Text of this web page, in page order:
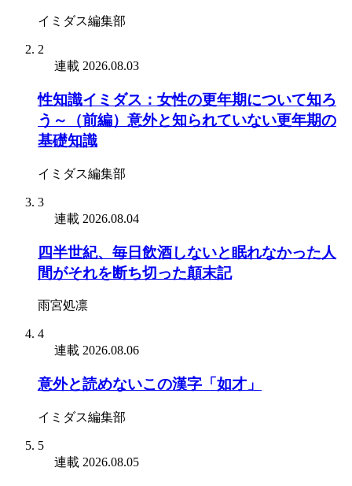
イミダス編集部
2
連載 2026.08.03
性知識イミダス：女性の更年期について知ろ
う～（前編）意外と知られていない更年期の
基礎知識
イミダス編集部
3
連載 2026.08.04
四半世紀、毎日飲酒しないと眠れなかった人
間がそれを断ち切った顛末記
雨宮処凛
4
連載 2026.08.06
意外と読めないこの漢字「如才」
イミダス編集部
5
連載 2026.08.05